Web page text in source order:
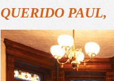
QUERIDO PAUL,